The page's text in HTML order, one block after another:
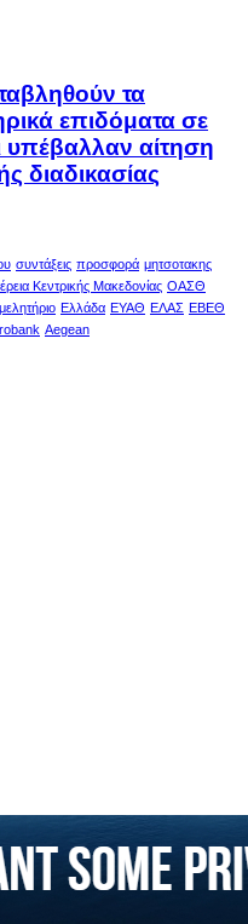
τα
επιδόματα σε
υπέβαλλαν αίτηση
διαδικασίας
συντάξεις προσφορά μητσοτακης
Κεντρικής Μακεδονίας ΟΑΣΘ
Ελλάδα ΕΥΑΘ ΕΛΑΣ ΕΒΕΘ
Aegean